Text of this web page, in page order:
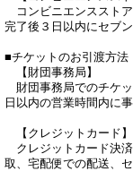
コンビニエンススト
完了後３日以内にセブ
■チケットのお引渡方法
【財団事務局】
財団事務局でのチケ
日以内の営業時間内に
【クレジットカード】
クレジットカード決
取、宅配便での配送、